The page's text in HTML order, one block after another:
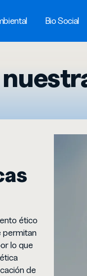
Bio Social
ético
permitan
lo que
de